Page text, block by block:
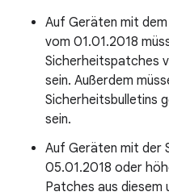
Auf Geräten mit
vom 01.01.2018
Sicherheitspatches
sein. Außerdem
Sicherheitsbulletins
sein.
Auf Geräten mit der
05.01.2018 oder
Patches aus diesem